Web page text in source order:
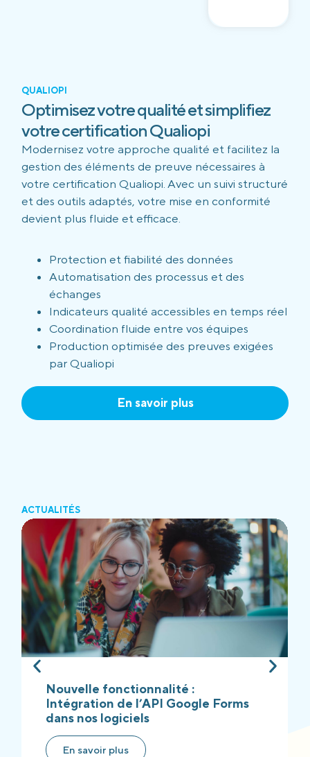
QUALIOPI
Optimisez votre qualité et simplifiez
votre certification Qualiopi
Modernisez votre approche qualité et facilitez la
gestion des éléments de preuve nécessaires à
votre certification Qualiopi. Avec un suivi structuré
et des outils adaptés, votre mise en conformité
devient plus fluide et efficace.
Protection et fiabilité des données
Automatisation des processus et des
échanges
Indicateurs qualité accessibles en temps réel
Coordination fluide entre vos équipes
Production optimisée des preuves exigées
par Qualiopi
En savoir plus
ACTUALITÉS
Nouvelle fonctionnalité :
Intégration de l’API Google Forms
dans nos logiciels
En savoir plus